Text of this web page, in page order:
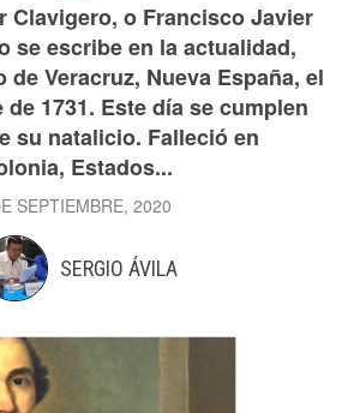
Clavigero, o Francisco Javier
se escribe en la actualidad,
de Veracruz, Nueva España, el
1731. Este día se cumplen
su natalicio. Falleció en
Estados...
SEPTIEMBRE, 2020
SERGIO ÁVILA